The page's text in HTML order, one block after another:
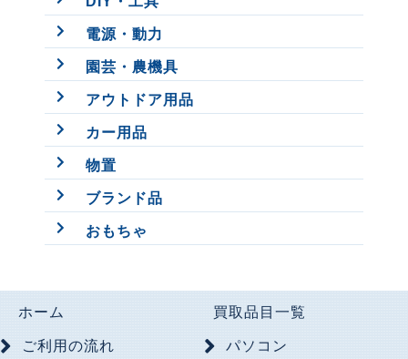
電源・動力
園芸・農機具
アウトドア用品
カー用品
物置
ブランド品
おもちゃ
ホーム
ご利用の流れ
買取品目一覧
パソコン